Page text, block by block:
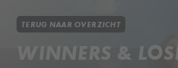
TERUG NAAR OVERZICHT
WINNERS &